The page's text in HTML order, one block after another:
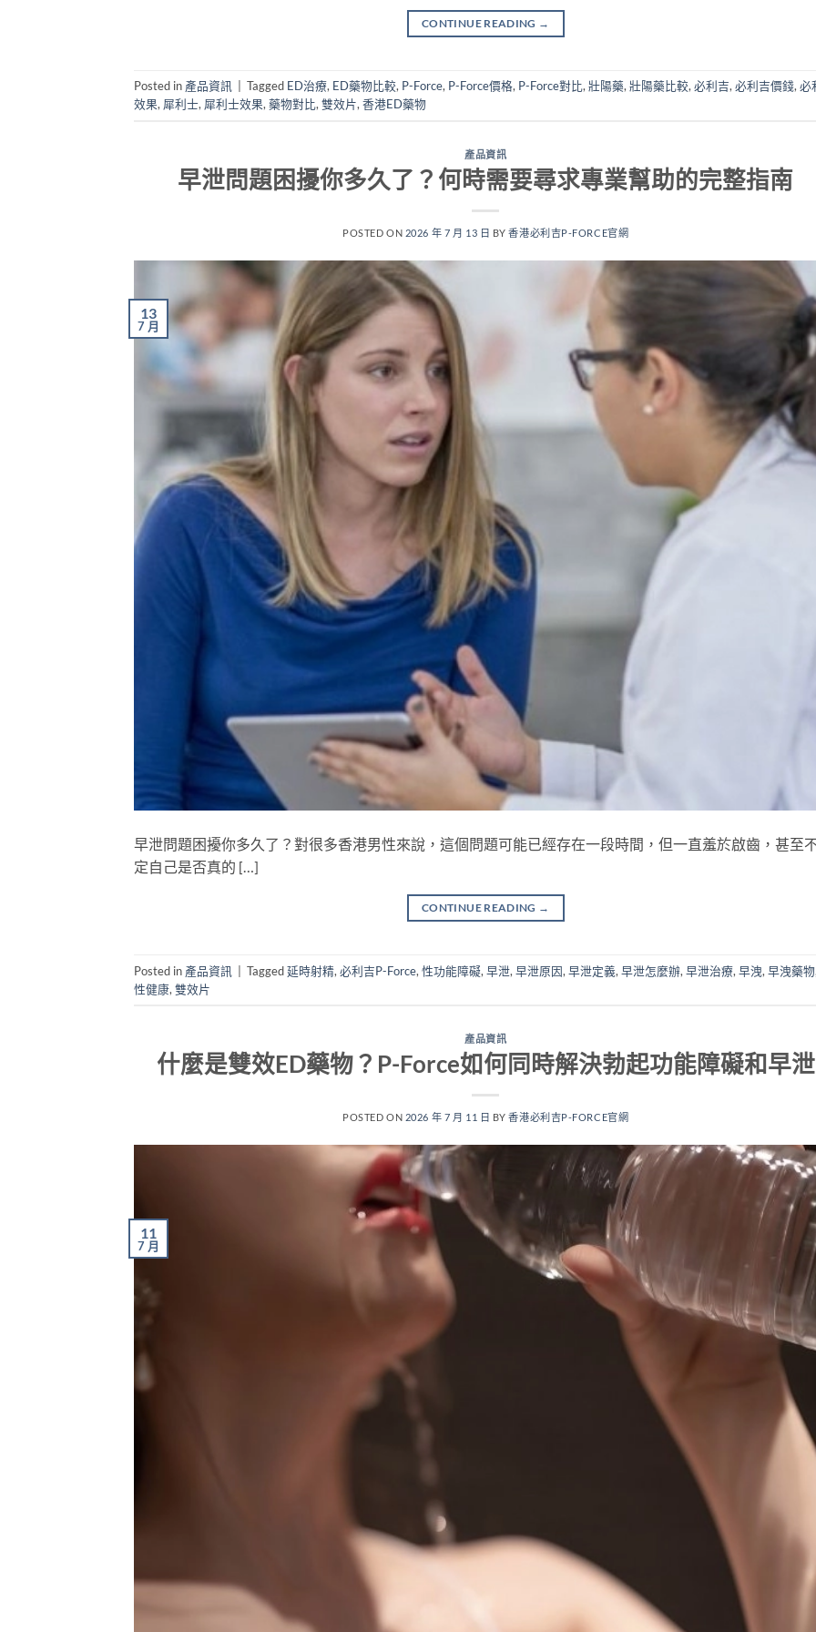
CONTINUE READING →
Posted in 產品資訊 Tagged ED治療, ED藥物比較, P-Force, P-Force價格, P-Force對比,壯陽藥,壯陽藥比較,必利吉,必利吉價錢,必
效果, 犀利士, 犀利士效果,藥物對比,雙效片,香港ED藥物
產品資訊
早泄問題困擾你多久了？何時需要尋求專業幫助的完整指南
POSTED ON 2026 年 7 月 13 日 BY香港必利吉P-FORCE官網
13
7 月
早泄問題困擾你多久了？對很多香港男性來說，這個問題可能已經存在一段時間，但一直羞於啟齒，甚至
定自己是否真的 […]
CONTINUE READING →
Posted in 產品資訊 Tagged延時射精, 必利吉P-Force, 性功能障礙, 早泄, 早泄原因, 早泄定義, 早泄怎麼辦, 早泄治療, 早洩, 早洩藥物
性健康, 雙效片
產品資訊
什麼是雙效ED藥物？P-Force如何同時解決勃起功能障礙和早泄
POSTED ON 2026 年 7 月 11 日 BY香港必利吉P-FORCE官網
11
7 月